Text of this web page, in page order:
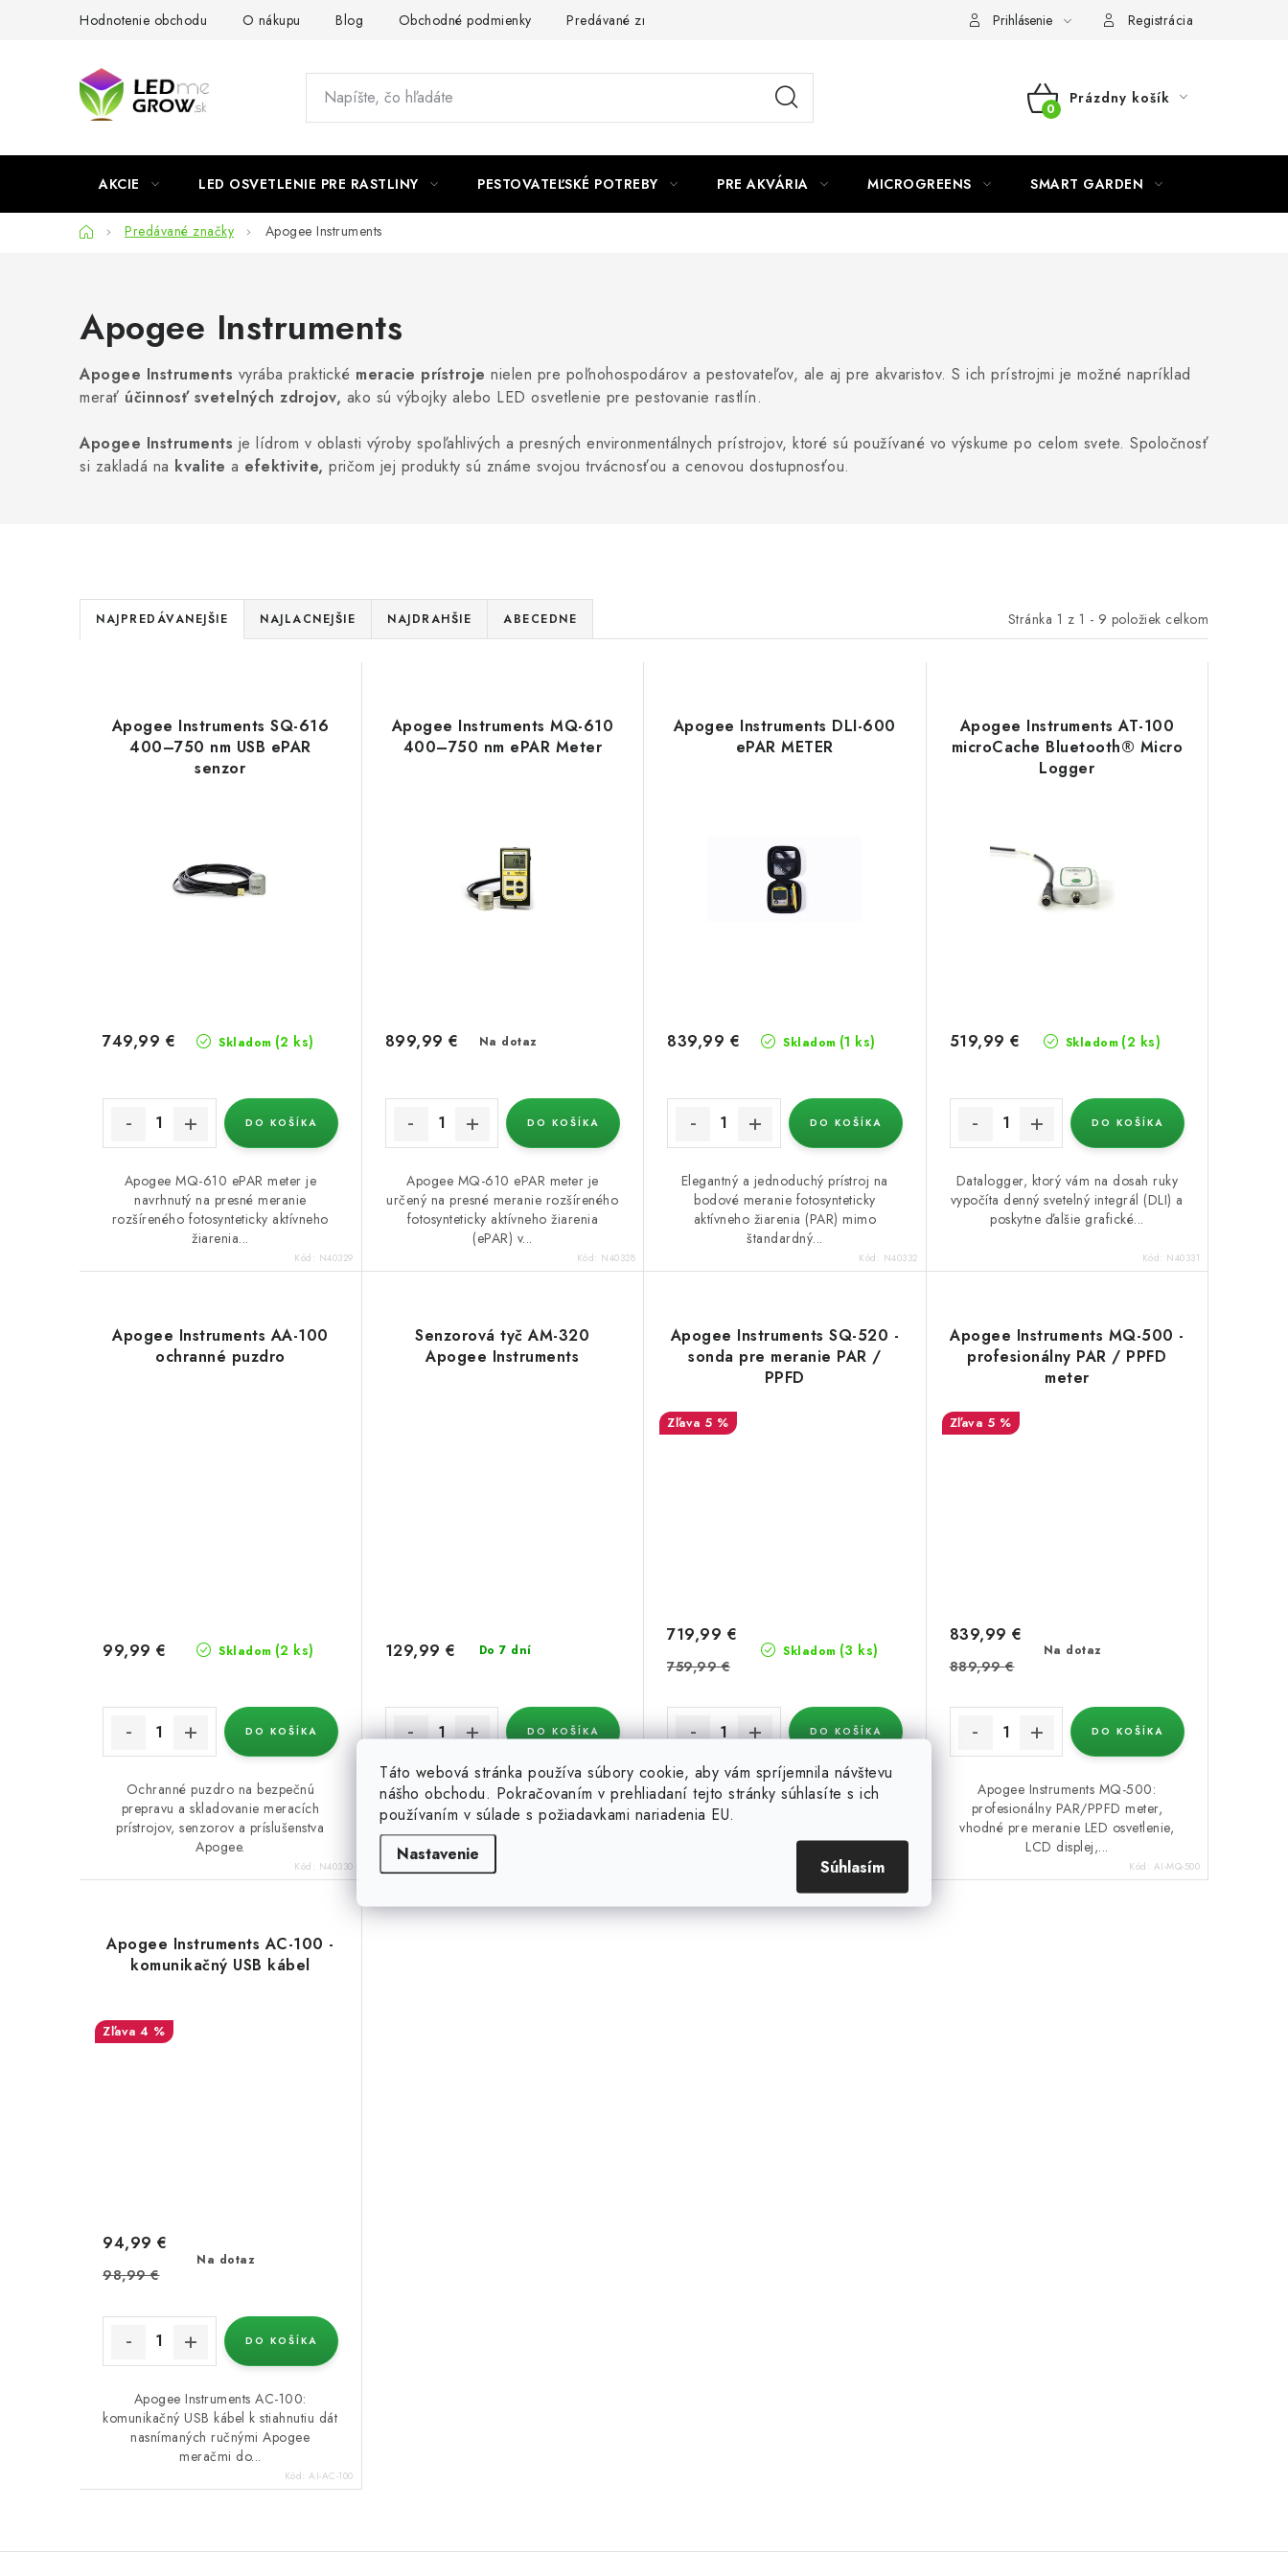
Táto webová stránka používa súbory cookie, aby vám spríjemnila návštevu
nášho obchodu. Pokračovaním v prehliadaní tejto stránky súhlasíte s ich
používaním v súlade s požiadavkami nariadenia EU.
Nastavenie
Súhlasím
Hodnotenie obchodu O nákupu Blog Obchodné podmienky Predávané značky Podmienky o ochrane osobných údajov
Prihlásenie Registrácia
NÁKUPNÝ
Prázdny košík
AKCIE LED OSVETLENIE PRE RASTLINY PESTOVATEĽSKÉ POTREBY PRE AKVÁRIA MICROGREENS SMART GARDEN
DomovPredávané značky Apogee Instruments
Apogee Instruments
Apogee Instruments vyrába praktické meracie prístroje nielen pre poľnohospodárov a pestovateľov, ale aj pre akvaristov. S ich prístrojmi je možné napríklad
merať účinnosť svetelných zdrojov, ako sú výbojky alebo LED osvetlenie pre pestovanie rastlín.
Apogee Instruments je lídrom v oblasti výroby spoľahlivých a presných environmentálnych prístrojov, ktoré sú používané vo výskume po celom svete. Spoločnosť
si zakladá na kvalite a efektivite, pričom jej produkty sú známe svojou trvácnosťou a cenovou dostupnosťou.
Stránka 1 z 1 - 9 položiek celkom
R
a
NAJPREDÁVANEJŠIE NAJLACNEJŠIE NAJDRAHŠIE ABECEDNE
Apogee Instruments SQ-616
400–750 nm USB ePAR
senzor
Skladom (2 ks)
749,99 €
DO KOŠÍKA
Apogee MQ-610 ePAR meter je
navrhnutý na presné meranie
rozšíreného fotosynteticky aktívneho
žiarenia...
Kód: N40329
Apogee Instruments MQ-610
400–750 nm ePAR Meter
Na dotaz
899,99 €
DO KOŠÍKA
Apogee MQ-610 ePAR meter je
určený na presné meranie rozšíreného
fotosynteticky aktívneho žiarenia
(ePAR) v...
Kód: N40328
Apogee Instruments DLI-600
ePAR METER
Skladom (1 ks)
839,99 €
DO KOŠÍKA
Elegantný a jednoduchý prístroj na
bodové meranie fotosynteticky
aktívneho žiarenia (PAR) mimo
štandardný...
Kód: N40332
Apogee Instruments AT-100
microCache Bluetooth® Micro
Logger
Skladom (2 ks)
519,99 €
DO KOŠÍKA
Datalogger, ktorý vám na dosah ruky
vypočíta denný svetelný integrál (DLI) a
poskytne ďalšie grafické...
Kód: N40331
Apogee Instruments AA-100
ochranné puzdro
Skladom (2 ks)
99,99 €
DO KOŠÍKA
Ochranné puzdro na bezpečnú
prepravu a skladovanie meracích
prístrojov, senzorov a príslušenstva
Apogee.
Kód: N40330
Senzorová tyč AM-320
Apogee Instruments
Do 7 dní
129,99 €
DO KOŠÍKA
Toto príslušenstvo obsahuje montážnu
rukoväť na konci 102 cm stĺpcov zo
sklenených vlákien a je vhodné na...
Apogee Instruments SQ-520 -
sonda pre meranie PAR /
PPFD
5 %
Skladom (3 ks)
719,99 €
759,99 €
DO KOŠÍKA
Apogee Instruments SQ-520: sonda na
meranie PAR/PPFD, pripojenie USB
pre...
Kód:AI-SQ-520
Apogee Instruments MQ-500 -
profesionálny PAR / PPFD
meter
5 %
Na dotaz
839,99 €
889,99 €
DO KOŠÍKA
Apogee Instruments MQ-500:
profesionálny PAR/PPFD meter,
vhodné pre meranie LED osvetlenie,
LCD displej,...
Kód: AI-MQ-500
Apogee Instruments AC-100 -
komunikačný USB kábel
4 %
Na dotaz
94,99 €
98,99 €
DO KOŠÍKA
Apogee Instruments AC-100:
komunikačný USB kábel k stiahnutiu dát
nasnímaných ručnými Apogee
meračmi do...
Kód: AI-AC-100
O